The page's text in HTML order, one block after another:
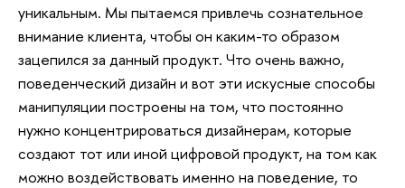
уникальным. Мы пытаемся привлечь сознательное
внимание клиента, чтобы он каким-то образом
зацепился за данный продукт. Что очень важно,
поведенческий дизайн и вот эти искусные способы
манипуляции построены на том, что постоянно
нужно концентрироваться дизайнерам, которые
создают тот или иной цифровой продукт, на том как
можно воздействовать именно на поведение, то